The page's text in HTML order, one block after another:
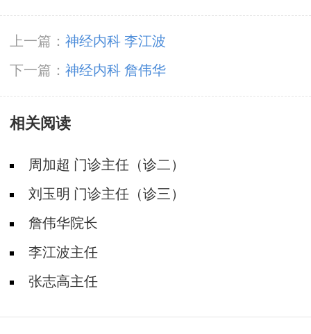
上一篇： 神经内科 李江波
下一篇： 神经内科 詹伟华
相关阅读
周加超 门诊主任（诊二）
刘玉明 门诊主任（诊三）
詹伟华院长
李江波主任
张志高主任